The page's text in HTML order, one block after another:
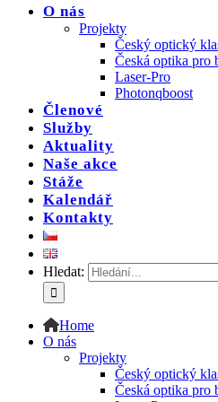
O nás
Projekty
Český optický
Česká optika pro
Laser-Pro
Photonqboost
Členové
Služby
Aktuality
Naše akce
Stáže
Kalendář
Kontakty
Hledat:
Home
O nás
Projekty
Český optický
Česká optika pro